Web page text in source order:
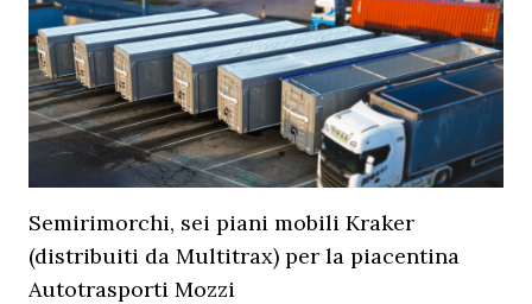
Semirimorchi, sei piani mobili Kraker
(distribuiti da Multitrax) per la piacentina
Autotrasporti Mozzi